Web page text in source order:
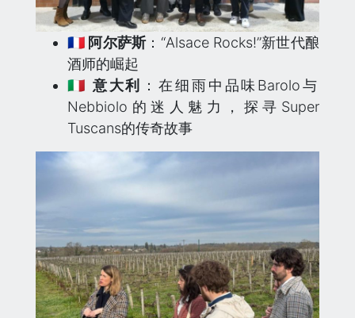
🇫🇷 阿尔萨斯：“Alsace Rocks!”新世代酿
酒师的崛起
🇮🇹 意大利
：在细雨中品味Barolo与
Nebbiolo的迷人魅力，探寻Super
Tuscans的传奇故事